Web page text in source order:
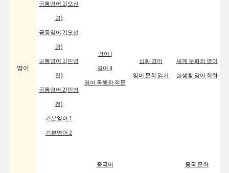
영어
공통영어 1(오선
영)
공통영어 2(오선
영)
공통영어 1(민병
천)
공통영어 2(민병
천)
기본영어 1
기본영어 2
영어 I
영어 II
영어 독해와 작문
심화 영어
영미 문학 읽기
세계 문화와 영어
실생활 영어 회화
중국어 중국 문화